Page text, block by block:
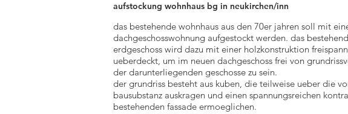
aufstockung wohnhaus bg in neukirchen/inn
das bestehende wohnhaus aus den 70er jahren soll mit
dachgeschosswohnung aufgestockt werden. das
erdgeschoss wird dazu mit einer holzkonstruktion
ueberdeckt, um im neuen dachgeschoss frei von
der darunterliegenden geschosse zu sein.
der grundriss besteht aus kuben, die teilweise ueber die
bausubstanz auskragen und einen spannungsreichen
bestehenden fassade ermoeglichen.